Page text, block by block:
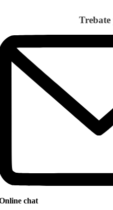
Trebate
chat